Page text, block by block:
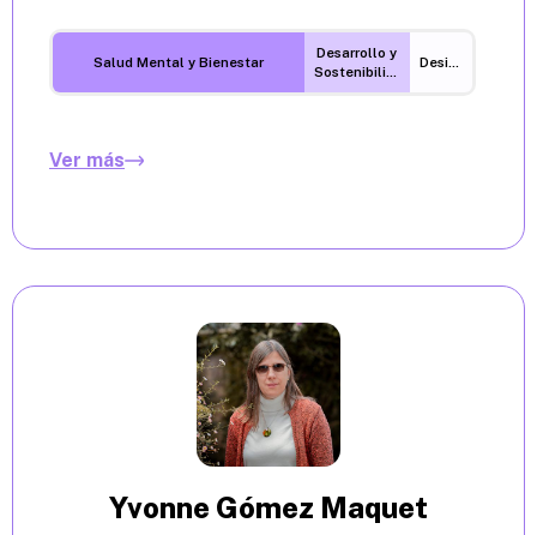
Salud Mental y Bienestar
Desarrollo y
Sostenibilidad
Desigualdades
Ver más
Yvonne Gómez Maquet